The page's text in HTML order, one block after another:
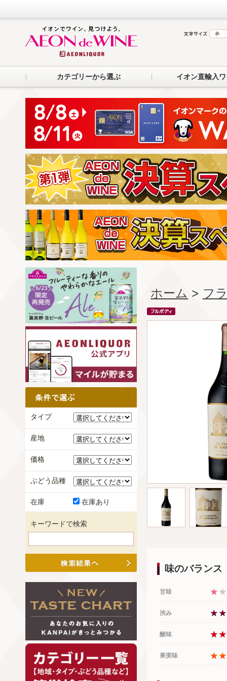
カテゴリーから選ぶ イオン直輸入
ホーム > フ
味のバランス
甘味
渋み
酸味
果実味
タイプ
産地
価格
ぶどう品種
在庫 在庫あり
キーワードで検索